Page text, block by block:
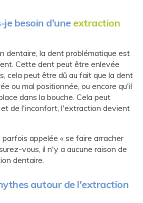
je besoin d'une extraction
dentaire, la dent problématique est
Cette dent peut être enlevée
cela peut être dû au fait que la dent
ou mal positionnée, ou encore qu'il
dans la bouche. Cela peut
et de l'inconfort, l'extraction devient
appelée « se faire arracher
vous, il n'y a aucune raison de
dentaire.
autour de l'extraction